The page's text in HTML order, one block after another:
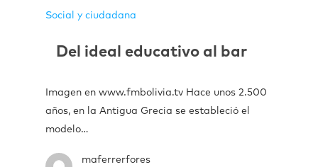
Social y ciudadana
Del ideal educativo al bar
Imagen en www.fmbolivia.tv Hace unos 2.500
años, en la Antigua Grecia se estableció el
modelo…
maferrerfores